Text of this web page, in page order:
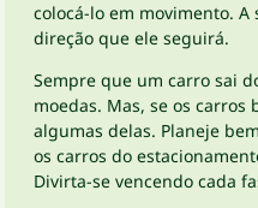
colocá-lo em movimento.
direção que ele seguirá.
Sempre que um carro sai
moedas. Mas, se os carros
algumas delas. Planeje
os carros do
Divirta-se vencendo cada